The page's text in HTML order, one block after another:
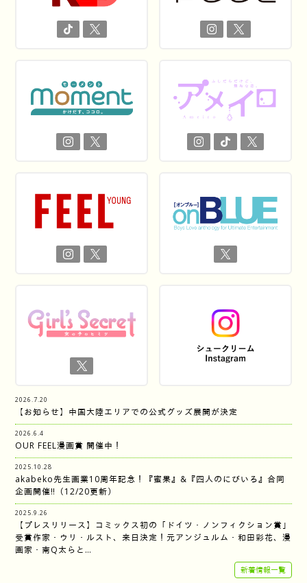
2026.7.20
【お知らせ】中国大陸エリアでの公式グッズ展開が決定
2026.6.4
OUR FEEL漫画賞 開催中！
2025.10.28
akabeko先生画業10周年記念！『蜜果』&『四人のにびいろ』合同
企画開催‼︎（12/20更新）
2025.9.26
【プレスリリース】コミックス初の「ドイツ・ノンフィクション賞」
受賞作家・ウリ・ルスト、来日決定！元アンジュルム・和田彩花、漫
画家・南Q太らと…
新着情報一覧